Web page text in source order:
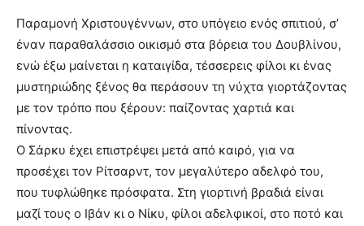
Παραμονή Χριστουγέννων, στο υπόγειο ενός σπιτιού, σ’
έναν παραθαλάσσιο οικισμό στα βόρεια του Δουβλίνου,
ενώ έξω μαίνεται η καταιγίδα, τέσσερεις φίλοι κι ένας
μυστηριώδης ξένος θα περάσουν τη νύχτα γιορτάζοντας
με τον τρόπο που ξέρουν: παίζοντας χαρτιά και
πίνοντας.
Ο Σάρκυ έχει επιστρέψει μετά από καιρό, για να
προσέχει τον Ρίτσαρντ, τον μεγαλύτερο αδελφό του,
που τυφλώθηκε πρόσφατα. Στη γιορτινή βραδιά είναι
μαζί τους ο Ιβάν κι ο Νίκυ, φίλοι αδελφικοί, στο ποτό και